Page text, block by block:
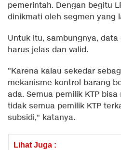
pemerintah. Dengan begitu
dinikmati oleh segmen yang
Untuk itu, sambungnya,
harus jelas dan valid.
"Karena kalau sekedar
mekanisme kontrol barang
ada. Semua pemilik KTP
tidak semua pemilik KTP
subsidi," katanya.
Lihat Juga :